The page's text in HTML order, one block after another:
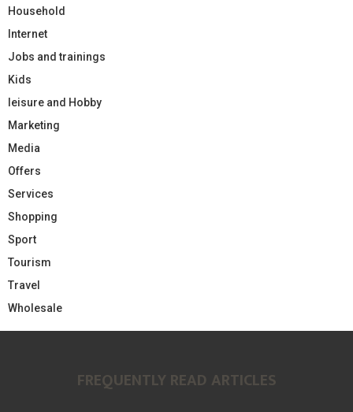
Household
Internet
Jobs and trainings
Kids
leisure and Hobby
Marketing
Media
Offers
Services
Shopping
Sport
Tourism
Travel
Wholesale
FREQUENTLY READ ARTICLES